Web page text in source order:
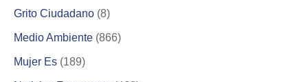
Grito Ciudadano (8)
Medio Ambiente (866)
Mujer Es (189)